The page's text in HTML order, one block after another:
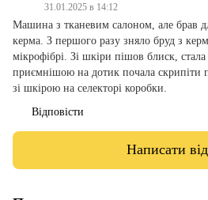
31.01.2025 в 14:12
Машина з тканевим салоном, але брав
керма. З першого разу зняло бруд з
мікрофібрі. Зі шкіри пішов блиск,
приємнішою на дотик почала скрипіти
зі шкірою на селекторі коробки.
Відповісти
Написати